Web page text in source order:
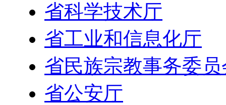
省科学技术厅
省工业和信息化厅
省民族宗教事务委员
省公安厅